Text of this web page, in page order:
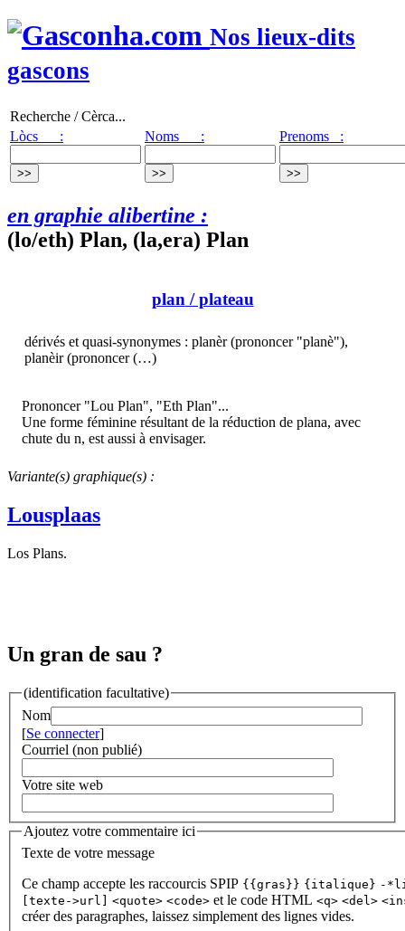
Nos lieux-dits
gascons
Recherche / Cèrca...
Lòcs :
Noms : Prenoms :
en graphie alibertine :
(lo/eth) Plan, (la,era) Plan
plan/ plateau
dérivés et quasi-synonymes : planèr (prononcer "planè"),
planèir (prononcer (…)
Prononcer "Lou Plan", "Eth Plan"...
Une forme féminine résultant de la réduction de plana, avec
chute du n, est aussi à envisager.
Variante(s) graphique(s) :
Lousplaas
Los Plans.
Un gran de sau ?
(identification facultative)
Nom
[Se connecter]
Courriel (non publié)
Votre site web
Ajoutez votre commentaire ici
Texte de votre message
Ce champ accepte les raccourcis SPIP {{gras}} {italique} -
[texte->url] <quote> <code> et le code HTML <q> <del>
créer des paragraphes, laissez simplement des lignes vides.